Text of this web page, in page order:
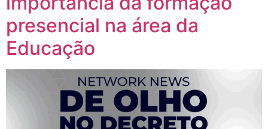
presencial na área da
Educação